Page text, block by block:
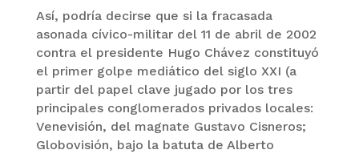
Así, podría decirse que si la fracasada
asonada cívico-militar del 11 de abril de 2002
contra el presidente Hugo Chávez constituyó
el primer golpe mediático del siglo XXI (a
partir del papel clave jugado por los tres
principales conglomerados privados locales:
Venevisión, del magnate Gustavo Cisneros;
Globovisión, bajo la batuta de Alberto